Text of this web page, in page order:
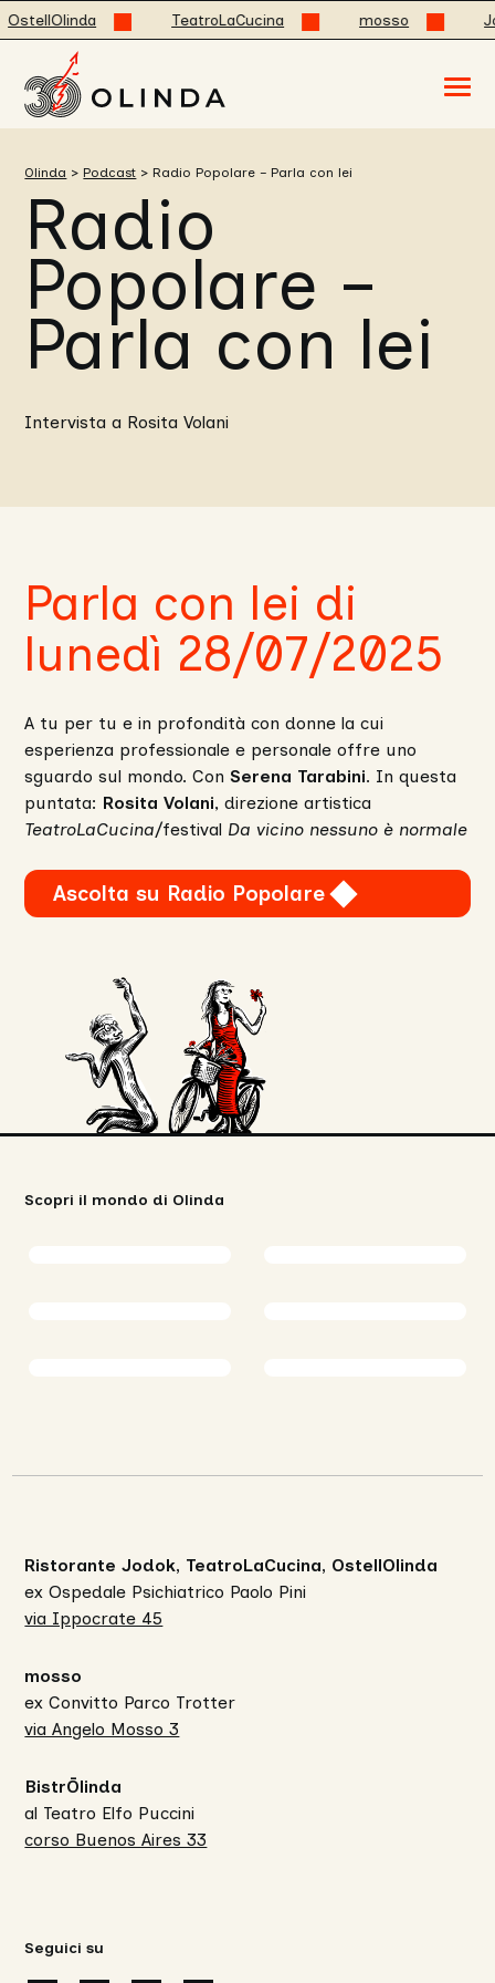
TeatroLaCucina mosso
menu
Olinda > Podcast > Radio Popolare – Parla con lei
Radio
Popolare –
Parla con lei
Intervista a Rosita Volani
Parla con lei di
lunedì 28/07/2025
A tu per tu e in profondità con donne la cui
esperienza professionale e personale offre uno
sguardo sul mondo. ConSerena Tarabini. In questa
puntata: Rosita Volani, direzione artistica
TeatroLaCucina/festival Da vicino nessuno è normale
Ascolta su Radio Popolare
Scopri il mondo di Olinda
Ristorante Jodok, TeatroLaCucina, OstellOlinda
ex Ospedale Psichiatrico Paolo Pini
via Ippocrate 45
mosso
ex Convitto Parco Trotter
via Angelo Mosso 3
BistrŌlinda
al Teatro Elfo Puccini
corso Buenos Aires 33
Seguici su